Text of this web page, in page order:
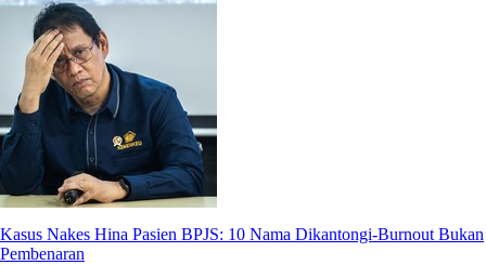
Kasus Nakes Hina Pasien BPJS: 10 Nama Dikantongi-Burnout Bukan
Pembenaran